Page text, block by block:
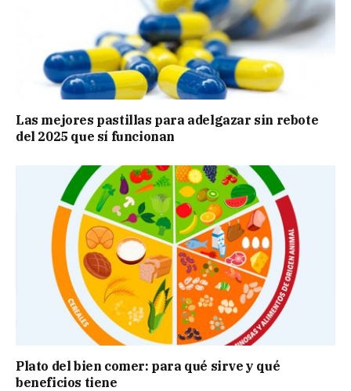
Las mejores pastillas para adelgazar sin rebote
del 2025 que sí funcionan
Plato del bien comer: para qué sirve y qué
beneficios tiene